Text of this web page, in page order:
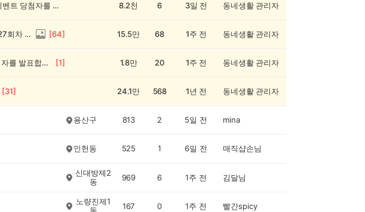
💰[당첨자 발표] 26회차 우리 동네 정보왕 이벤트 당첨자를 발표합니다! 8.2천 6 3일 전 동네생활 관리자
💸 전원 2,000캐시 지급! 우리 동네 정보왕 27회차 (~8/10) [64] 15.5만 68 1주 전 동네생활 관리자
💰[당첨자 발표] 우리 동네 썰전 12회차 당첨자를 발표합니다! [1] 1.8만 20 1주 전 동네생활 관리자
[31] 24.1만 568 1년 전 동네생활 관리자
용산구 813 2 5일 전 mina
인헌동 525 1 6일 전 매직샵손님
신대방제2
동
969 6 1주 전 김달님
노량진제1
167 0 1주 전 빨간spicy